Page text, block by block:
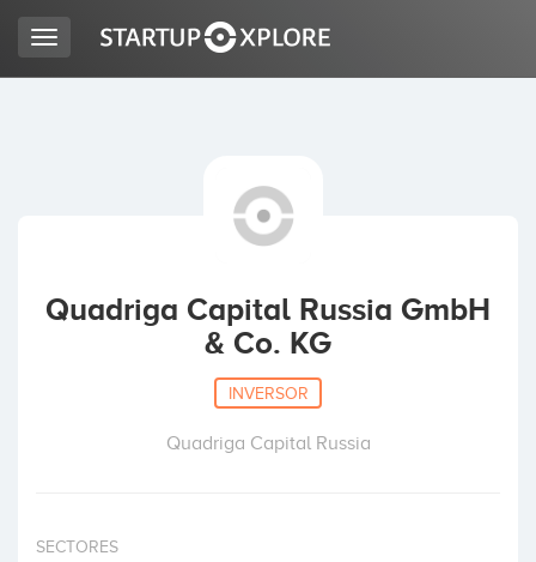
ACCESO
Toggle
navigation
Quadriga Capital Russia GmbH
& Co. KG
INVERSOR
Quadriga Capital Russia
SECTORES